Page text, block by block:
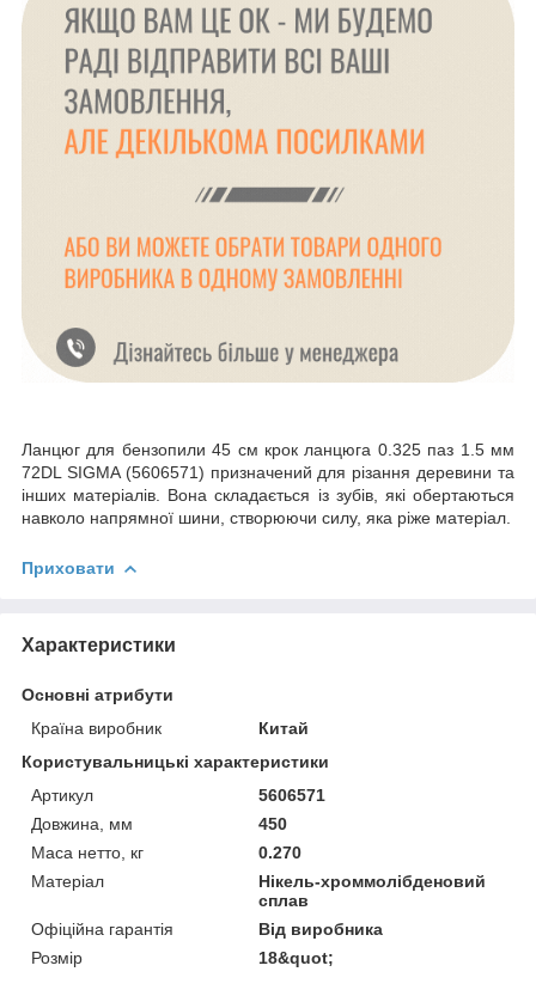
Ланцюг для бензопили 45 см крок ланцюга 0.325 паз 1.5 мм
72DL SIGMA (5606571) призначений для різання деревини та
інших матеріалів. Вона складається із зубів, які обертаються
навколо напрямної шини, створюючи силу, яка ріже матеріал.
Приховати
Характеристики
Основні атрибути
Країна виробник
Китай
Користувальницькі характеристики
Артикул
5606571
Довжина, мм
450
Маса нетто, кг
0.270
Матеріал
Нікель-хроммолібденовий
сплав
Офіційна гарантія
Від виробника
Розмір
18&quot;